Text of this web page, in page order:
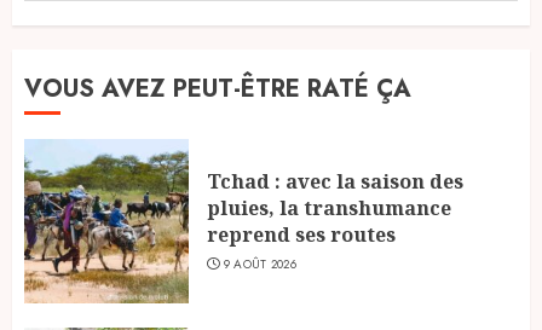
VOUS AVEZ PEUT-ÊTRE RATÉ ÇA
Tchad : avec la saison des
pluies, la transhumance
reprend ses routes
9 AOÛT 2026